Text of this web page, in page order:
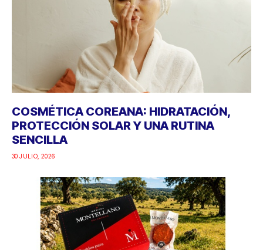
COSMÉTICA COREANA: HIDRATACIÓN,
PROTECCIÓN SOLAR Y UNA RUTINA
SENCILLA
30 JULIO, 2026